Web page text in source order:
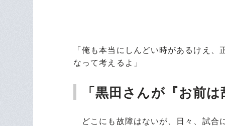
「俺も本当にしんどい時があるけえ
なって考えるよ」
「黒田さんが『お前
どこにも故障はないが、日々、試合